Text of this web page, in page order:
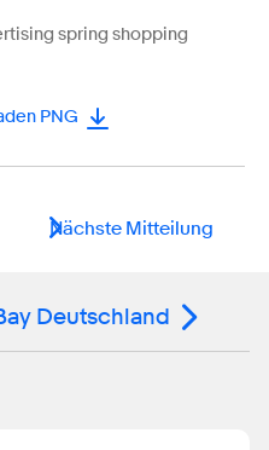
spring shopping
PNG
Nächste Mitteilung
Deutschland